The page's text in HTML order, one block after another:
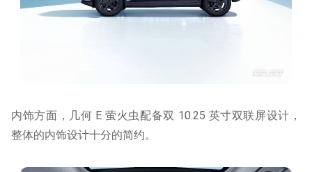
内饰方面，几何 E 萤火虫配备双 10.25 英寸双联屏设计，
整体的内饰设计十分的简约。